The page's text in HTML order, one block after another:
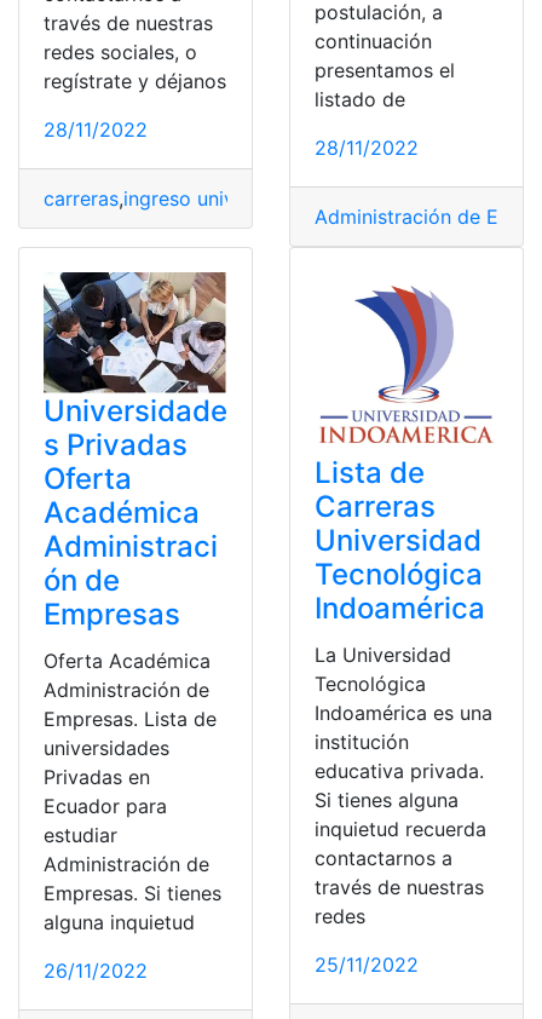
través de nuestras
redes sociales, o
regístrate y déjanos
28/11/2022
carreras,ingreso universidad
postulación, a
continuación
presentamos el
listado de
28/11/2022
Administración de
Universidade
s Privadas
Oferta
Académica
Administraci
ón de
Empresas
Oferta Académica
Administración de
Empresas. Lista de
universidades
Privadas en
Ecuador para
estudiar
Administración de
Empresas. Si tienes
alguna inquietud
26/11/2022
Lista de
Carreras
Universidad
Tecnológica
Indoamérica
La Universidad
Tecnológica
Indoamérica es una
institución
educativa privada.
Si tienes alguna
inquietud recuerda
contactarnos a
través de nuestras
redes
25/11/2022